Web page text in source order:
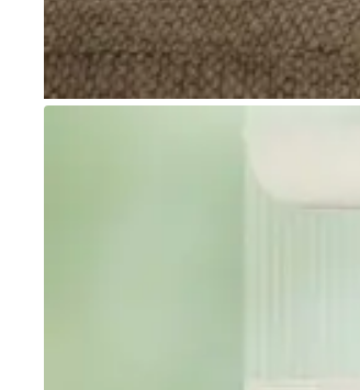
Go to item 1